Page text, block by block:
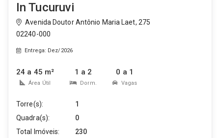
In Tucuruvi
Avenida Doutor Antônio Maria Laet, 275
02240-000
Entrega: Dez/2026
24 a 45 m²
Área Útil
1 a 2
Dorm.
0 a 1
Vagas
Torre(s):
1
Quadra(s):
0
Total Imóveis:
230